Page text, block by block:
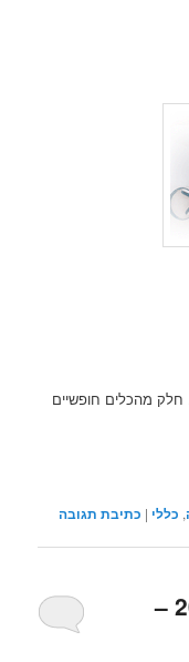
חלק מהכלים חופשיים
, כללי | כתיבת תגובה
תוכנות לניהול ספריות 2015 –